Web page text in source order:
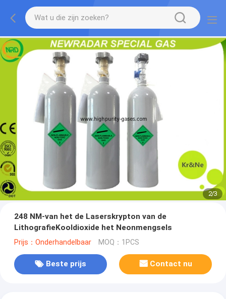
2/3
248 NM-van het de Laserskrypton van de
LithografieKooldioxide het Neonmengsels
Prijs：Onderhandelbaar MOQ：1PCS
Beste prijs Contact nu